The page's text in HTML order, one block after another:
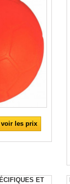
voir les prix
ET